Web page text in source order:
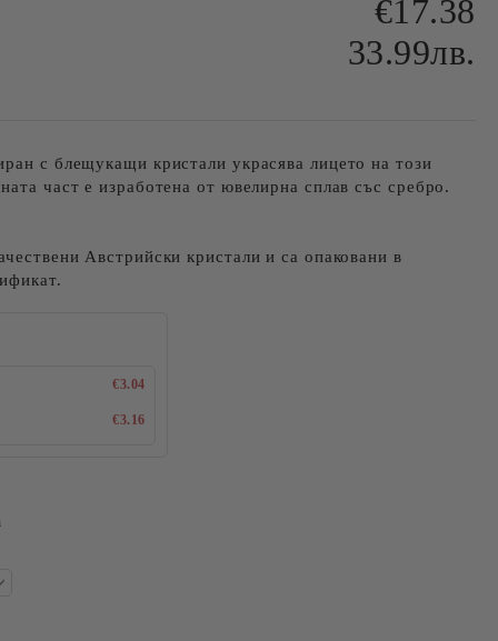
€17.38
33.99лв.
с блещукащи кристали украсява лицето на този
част е изработена от ювелирна сплав със сребро.
Австрийски кристали и са опаковани в
€3.04
€3.16